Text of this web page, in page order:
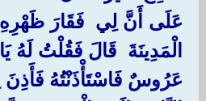
عَلَى أَنَّ لِي ‏ ‏فَقَارَ ظَهْرِهِ
‏الْمَدِينَةَ ‏ ‏قَالَ فَقُلْتُ لَهُ
عَرُوسٌ فَاسْتَأْذَنْتُهُ